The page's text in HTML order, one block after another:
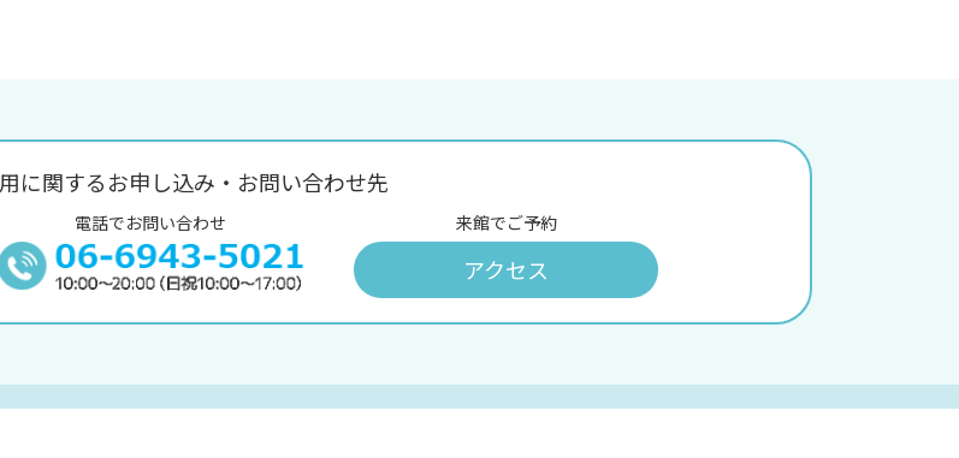
に関するお申し込み・お問い合わせ先
電話でお問い合わせ 来館でご予約
アクセス